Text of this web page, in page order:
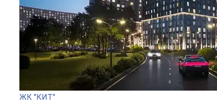
ЖК "КИТ"